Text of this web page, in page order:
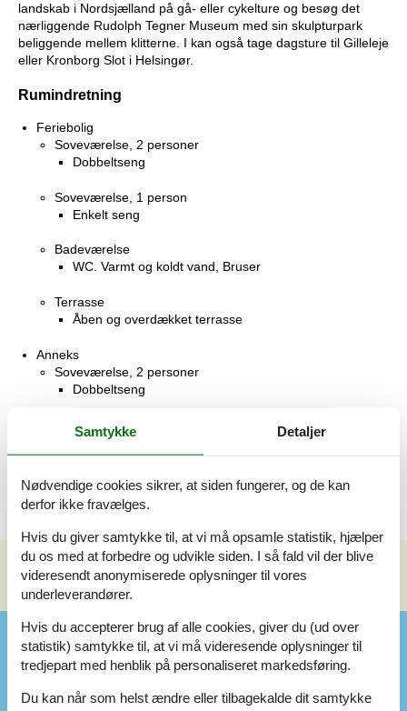
landskab i Nordsjælland på gå- eller cykelture og besøg det
nærliggende Rudolph Tegner Museum med sin skulpturpark
beliggende mellem klitterne. I kan også tage dagsture til Gilleleje
eller Kronborg Slot i Helsingør.
Rumindretning
Feriebolig
Soveværelse, 2 personer
Dobbeltseng
Soveværelse, 1 person
Enkelt seng
Badeværelse
WC. Varmt og koldt vand, Bruser
Terrasse
Åben og overdækket terrasse
Anneks
Soveværelse, 2 personer
Dobbeltseng
Anneks
Soveværelse, 2 personer
Dobbeltseng
Se nabo emner Se solens gang om emnet
Faciliteter
Aktiviteter
Samtykke Detaljer
Nødvendige cookies sikrer, at siden fungerer, og de kan
derfor ikke fravælges.
Hvis du giver samtykke til, at vi må opsamle statistik, hjælper
du os med at forbedre og udvikle siden. I så fald vil der blive
videresendt anonymiserede oplysninger til vores
underleverandører.
Hvis du accepterer brug af alle cookies, giver du (ud over
statistik) samtykke til, at vi må videresende oplysninger til
tredjepart med henblik på personaliseret markedsføring.
Du kan når som helst ændre eller tilbagekalde dit samtykke